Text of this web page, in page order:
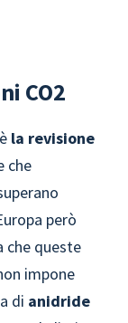
CO2
la revisione
che
però
che queste
impone
di anidride